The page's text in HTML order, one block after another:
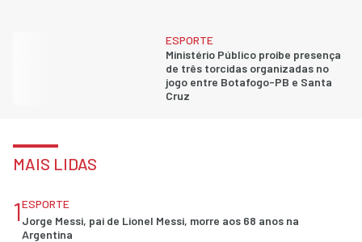
ESPORTE
Ministério Público proíbe presença
de três torcidas organizadas no
jogo entre Botafogo-PB e Santa
Cruz
MAIS LIDAS
1ESPORTE
Jorge Messi, pai de Lionel Messi, morre aos 68 anos na
Argentina